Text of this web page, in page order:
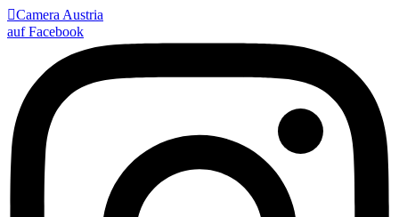
Camera Austria
auf Facebook